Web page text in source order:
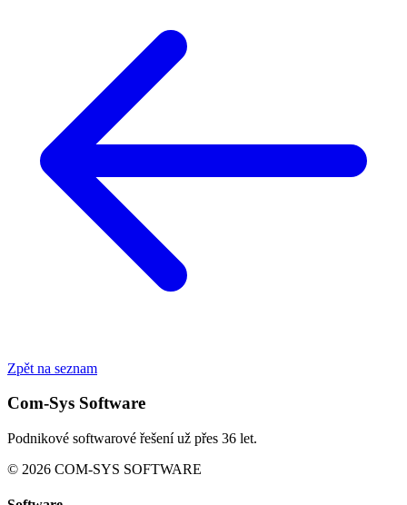
Zpět na seznam
Com-Sys Software
Podnikové softwarové řešení už přes 36 let.
© 2026 COM-SYS SOFTWARE